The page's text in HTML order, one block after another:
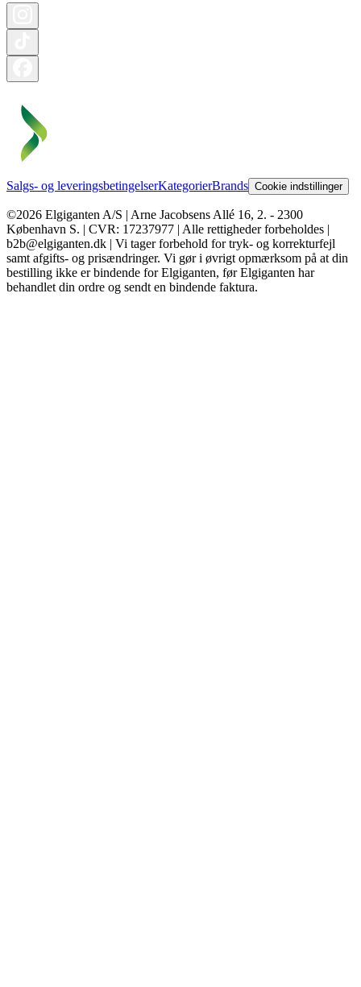
Salgs- og leveringsbetingelserKategorierBrands Cookie indstillinger
©2026 Elgiganten A/S | Arne Jacobsens Allé 16, 2. - 2300
København S. | CVR: 17237977 | Alle rettigheder forbeholdes |
b2b@elgiganten.dk | Vi tager forbehold for tryk- og korrekturfejl
samt afgifts- og prisændringer. Vi gør i øvrigt opmærksom på at din
bestilling ikke er bindende for Elgiganten, før Elgiganten har
behandlet din ordre og sendt en bindende faktura.